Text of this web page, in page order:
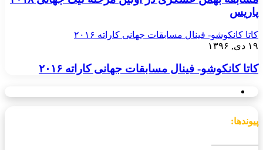
پاریس
کاتا کانکوشو- فینال مسابقات جهانی کاراته ۲۰۱۶
۱۹ دی, ۱۳۹۶
کاتا کانکوشو- فینال مسابقات جهانی کاراته ۲۰۱۶
پیوندها: